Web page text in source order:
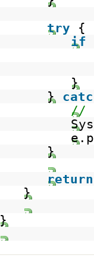
try {
if
}
}
//
}
return
}
}